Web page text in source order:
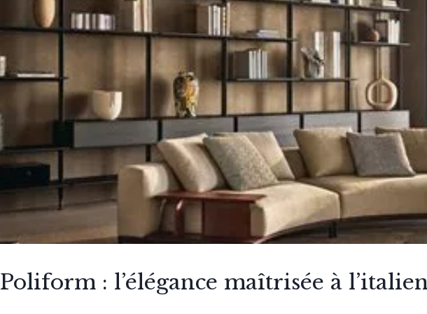
Poliform : l’élégance maîtrisée à